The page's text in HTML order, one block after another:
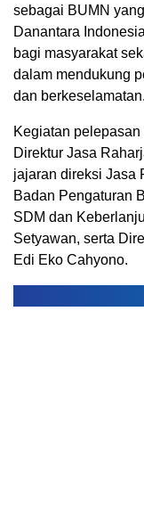
sebagai BUMN
Danantara
bagi masyarakat
dalam mendukung
dan berkeselamatan.
Kegiatan
Direktur Jasa
jajaran direksi Jasa
Badan Pengaturan
SDM dan
Setyawan, serta
Edi Eko Cahyono.